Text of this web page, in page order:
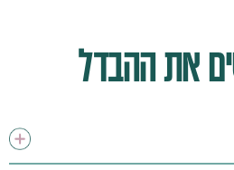
את ההבדל